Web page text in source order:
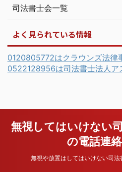
司法書士会一覧
よく見られている情報
0120805772はクラウンズ法律
0522128956は司法書士法人ア
無視してはいけない
の電話連
無視や放置はしてはいけない司